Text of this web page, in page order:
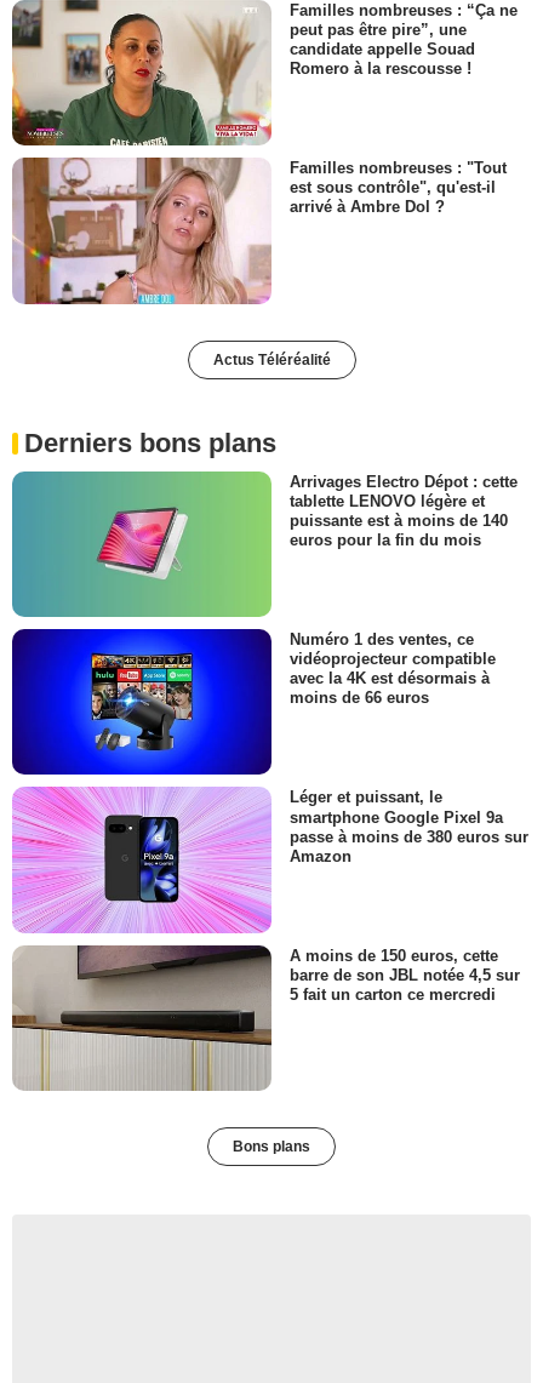
Familles nombreuses : “Ça ne
peut pas être pire”, une
candidate appelle Souad
Romero à la rescousse !
Familles nombreuses : "Tout
est sous contrôle", qu'est-il
arrivé à Ambre Dol ?
Actus Téléréalité
Derniers bons plans
Arrivages Electro Dépot : cette
tablette LENOVO légère et
puissante est à moins de 140
euros pour la fin du mois
Numéro 1 des ventes, ce
vidéoprojecteur compatible
avec la 4K est désormais à
moins de 66 euros
Léger et puissant, le
smartphone Google Pixel 9a
passe à moins de 380 euros sur
Amazon
A moins de 150 euros, cette
barre de son JBL notée 4,5 sur
5 fait un carton ce mercredi
Bons plans